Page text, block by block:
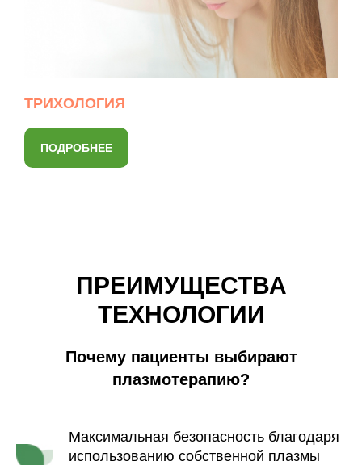
ТРИХОЛОГИЯ
ПОДРОБНЕЕ
ПРЕИМУЩЕСТВА
ТЕХНОЛОГИИ
Почему пациенты выбирают
плазмотерапию?
Максимальная безопасность благодаря
использованию собственной плазмы